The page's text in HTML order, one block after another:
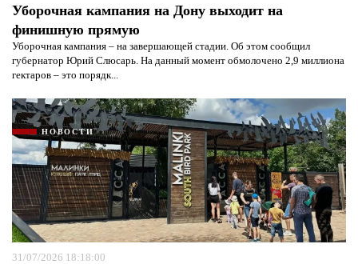
Уборочная кампания на Дону выходит на
финишную прямую
Уборочная кампания – на завершающей стадии. Об этом сообщил
губернатор Юрий Слюсарь. На данный момент обмолочено 2,9 миллиона
гектаров – это порядк...
НОВОСТИ
31/07/2026 18:18:00